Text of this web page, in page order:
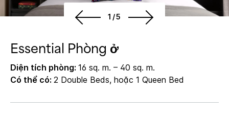
1/5
Essential Phòng ở
Diện tích phòng: 16 sq. m. – 40 sq. m.
Có thể có: 2 Double Beds, hoặc 1 Queen Bed